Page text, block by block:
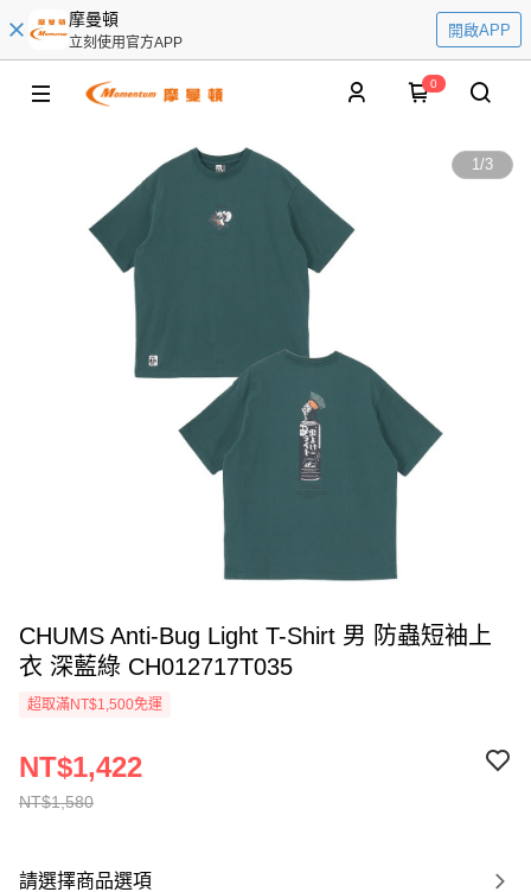
摩曼頓
立刻使用官方APP
開啟APP
0
1/3
CHUMS Anti-Bug Light T-Shirt 男 防蟲短袖上
衣 深藍綠 CH012717T035
超取滿NT$1,500免運
NT$1,580
NT$1,422
請選擇商品選項